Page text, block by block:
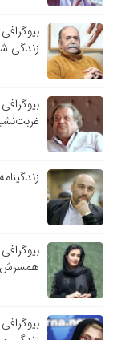
زندگی
همسرش